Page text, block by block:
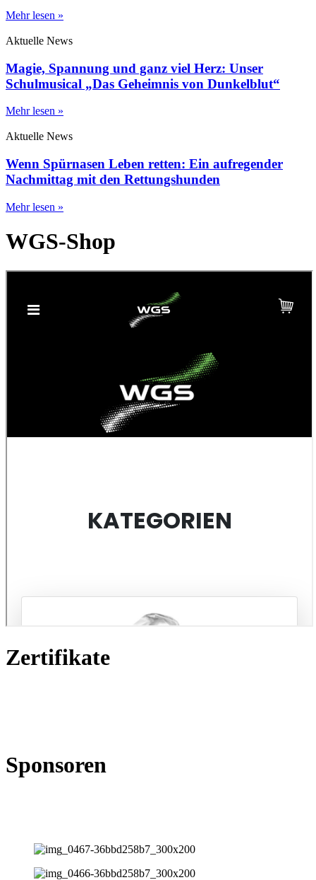
Mehr lesen »
Aktuelle News
Magie, Spannung und ganz viel Herz: Unser
Schulmusical „Das Geheimnis von Dunkelblut“
Mehr lesen »
Aktuelle News
Wenn Spürnasen Leben retten: Ein aufregender
Nachmittag mit den Rettungshunden
Mehr lesen »
WGS-Shop
Zertifikate
Sponsoren